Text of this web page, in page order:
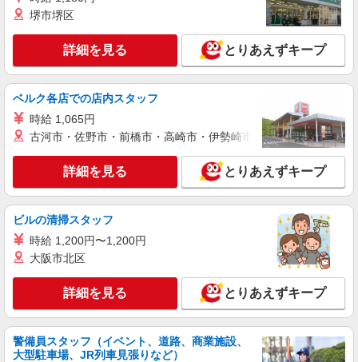
株式会社kotrio /●NG-H-1791114
身体負担少なめ！サ高住STAFF募集▼フロア
の巡回/清掃など
時給1500円〜2125円 ＜日払い有/週払い有/交
春日井市内
キープ 詳細を見る
株式会社kotrio /●NG-H-1992458
春日井駅≫高収入！シニア向け高級マンション
時給1500円〜2125円 ＜日払い有/週払い有/交
通費全支給(ガソリン代含む)＞
春日井市//車通勤OK
キープ 詳細を見る
堺市堺区
詳細を見る とりあえずキープ
ベルク各店での店内スタッフ
時給 1,065円
古河市・佐野市・前橋市・高崎市・伊勢崎市・太田市・館林市
詳細を見る とりあえずキープ
ビルの清掃スタッフ
時給 1,200円〜1,200円
大阪市北区
詳細を見る とりあえずキープ
警備員スタッフ（イベント、道路、商業施設、
大型駐車場、JR列車見張りなど）